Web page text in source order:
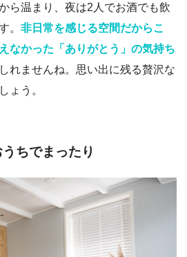
ら温まり、夜は2人でお酒でも飲
。 非日常を感じる空間だからこ
なかった「ありがとう」の気持ち
れませんね。思い出に残る贅沢な
ょう。
ちでまったり